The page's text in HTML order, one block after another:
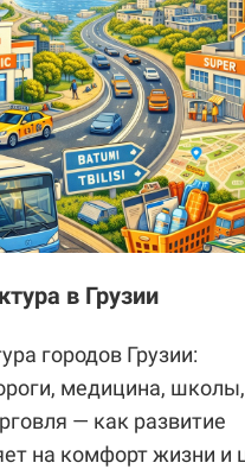
в Грузии
городов Грузии:
медицина, школы,
— как развитие
на комфорт жизни и